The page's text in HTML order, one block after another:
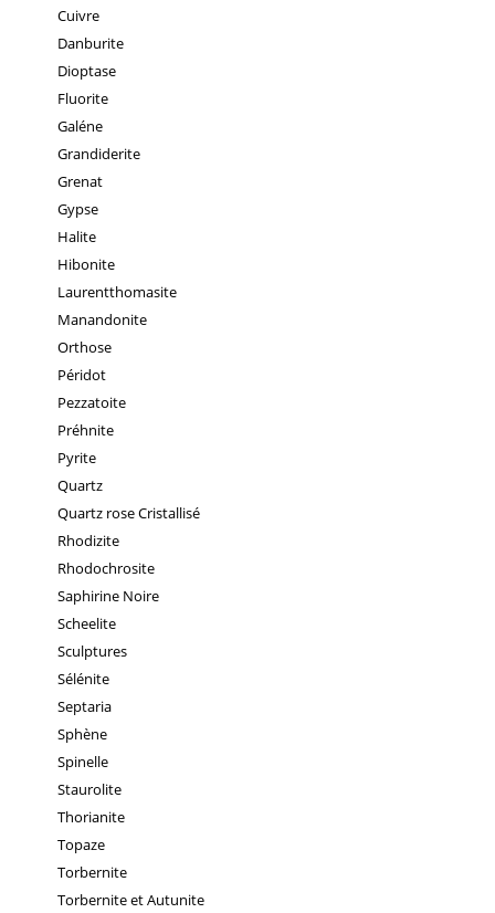
Cuivre
Danburite
Dioptase
Fluorite
Galéne
Grandiderite
Grenat
Gypse
Halite
Hibonite
Laurentthomasite
Manandonite
Orthose
Péridot
Pezzatoite
Préhnite
Pyrite
Quartz
Quartz rose Cristallisé
Rhodizite
Rhodochrosite
Saphirine Noire
Scheelite
Sculptures
Sélénite
Septaria
Sphène
Spinelle
Staurolite
Thorianite
Topaze
Torbernite
Torbernite et Autunite